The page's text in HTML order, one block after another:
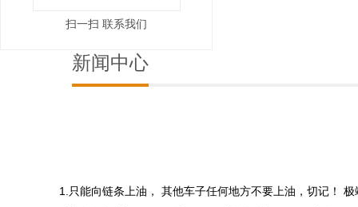
扫一扫 联系我们
新闻中心
1.只能向链条上油， 其他车子任何地方不要上油，切记！